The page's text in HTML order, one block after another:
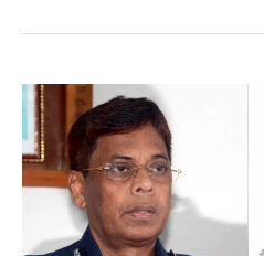
রেস্টোর
নিয়ে
শেখ
হাসিনা
বলেছিলেন